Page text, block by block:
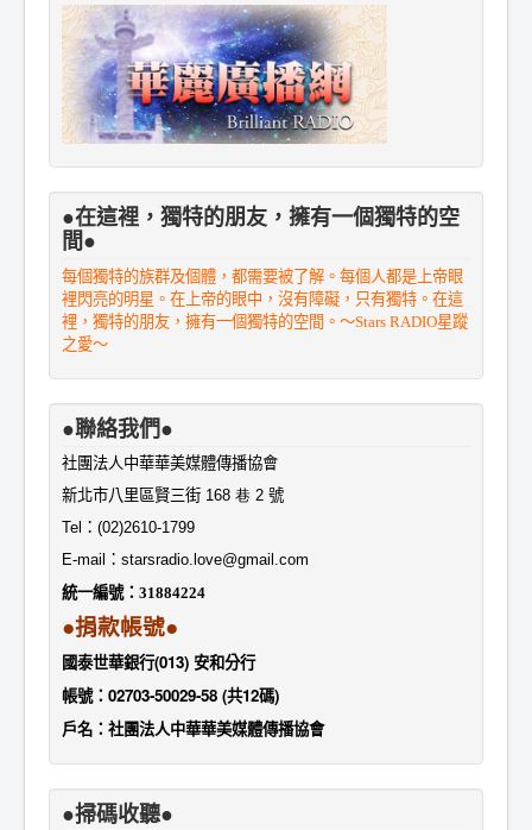
●在這裡，獨特的朋友，擁有一個獨特的空
間●
每個獨特的族群及個體，都需要被了解。每個人都是上帝眼
裡閃亮的明星。在上帝的眼中，沒有障礙，只有獨特。在這
裡，獨特的朋友，擁有一個獨特的空間。～Stars RADIO星蹤
之愛～
●聯絡我們●
社團法人中華華美媒體傳播協會
新北市八里區賢三街 168 巷 2 號
Tel ： (02)2610-1799
E-mail ： starsradio.love@gmail.com
統一編號： 31884224
●捐款帳號●
國泰世華銀行(013) 安和分行
帳號：02703-50029-58 (共12碼)
戶名：社團法人中華華美媒體傳播協會
●掃碼收聽●